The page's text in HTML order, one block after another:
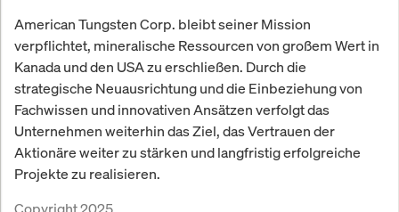
American Tungsten Corp. bleibt seiner Mission
verpflichtet, mineralische Ressourcen von großem Wert in
Kanada und den USA zu erschließen. Durch die
strategische Neuausrichtung und die Einbeziehung von
Fachwissen und innovativen Ansätzen verfolgt das
Unternehmen weiterhin das Ziel, das Vertrauen der
Aktionäre weiter zu stärken und langfristig erfolgreiche
Projekte zu realisieren.